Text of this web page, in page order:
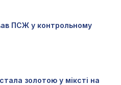
ПСЖ у контрольному
золотою у міксті на